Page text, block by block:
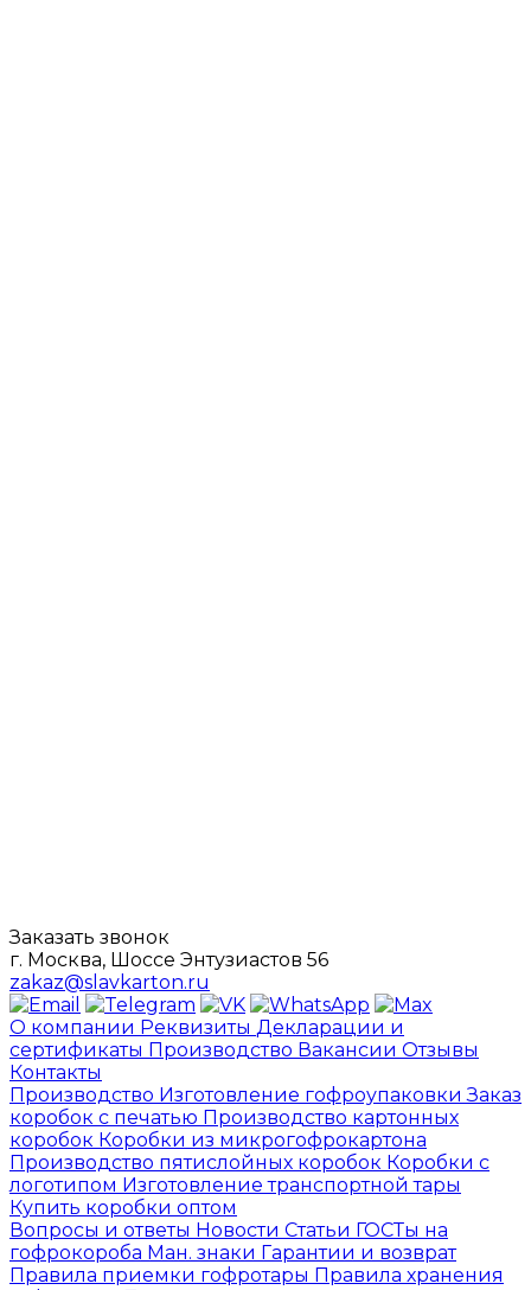
Заказать звонок
г. Москва, Шоссе Энтузиастов 56
zakaz@slavkarton.ru
О компании Реквизиты Декларации и
сертификаты Производство Вакансии Отзывы
Контакты
Производство Изготовление гофроупаковкиЗаказ
коробок с печатью Производство картонных
коробок Коробки из микрогофрокартона
Производство пятислойных коробок Коробки с
логотипом Изготовление транспортной тары
Купить коробки оптом
Вопросы и ответы Новости Статьи ГОСТы на
гофрокороба Ман. знаки Гарантии и возврат
Правила приемки гофротары Правила хранения